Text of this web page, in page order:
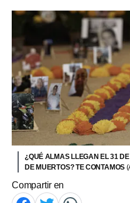
¿QUÉ ALMAS LLEGAN EL 31
DE MUERTOS? TE CONTAMOS
Compartir en